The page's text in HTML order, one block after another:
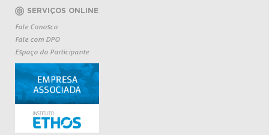
SERVIÇOS ONLINE
Fale Conosco
Fale com DPO
Espaço do Participante